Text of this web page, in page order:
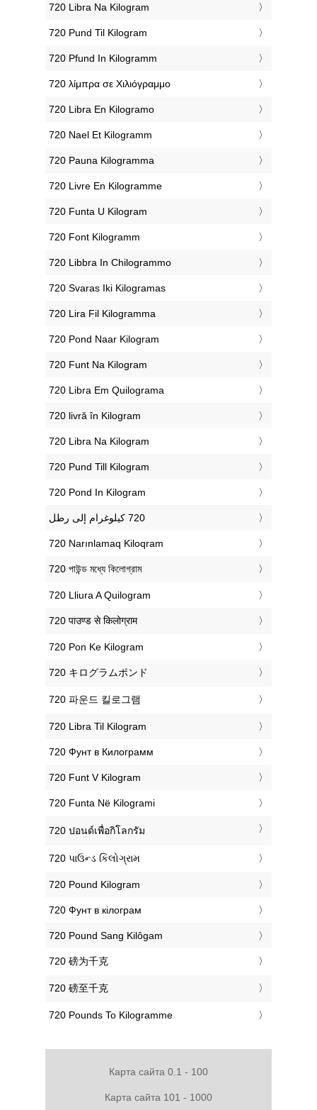
‎720 Libra Na Kilogram
‎720 Pund Til Kilogram
‎720 Pfund In Kilogramm
‎720 λίμπρα σε Χιλιόγραμμο
‎720 Libra En Kilogramo
‎720 Nael Et Kilogramm
‎720 Pauna Kilogramma
‎720 Livre En Kilogramme
‎720 Funta U Kilogram
‎720 Font Kilogramm
‎720 Libbra In Chilogrammo
‎720 Svaras Iki Kilogramas
‎720 Lira Fil Kilogramma
‎720 Pond Naar Kilogram
‎720 Funt Na Kilogram
‎720 Libra Em Quilograma
‎720 livră în Kilogram
‎720 Libra Na Kilogram
‎720 Pund Till Kilogram
‎720 Pond In Kilogram
‎720 Narınlamaq Kiloqram
‎720 পাউন্ড মধ্যে কিলোগ্রাম
‎720 Lliura A Quilogram
‎720 पाउण्ड से किलोग्राम
‎720 Pon Ke Kilogram
‎720 キログラムポンド
‎720 파운드 킬로그램
‎720 Libra Til Kilogram
‎720 Фунт в Килограмм
‎720 Funt V Kilogram
‎720 Funta Në Kilogrami
‎720 ปอนด์เพื่อกิโลกรัม
‎720 પાઉન્ડ કિલોગ્રામ
‎720 Pound Kilogram
‎720 Фунт в кілограм
‎720 Pound Sang Kilôgam
‎720 磅为千克
‎720 磅至千克
‎720 Pounds To Kilogramme
Карта сайта 0.1 - 100
Карта сайта 101 - 1000